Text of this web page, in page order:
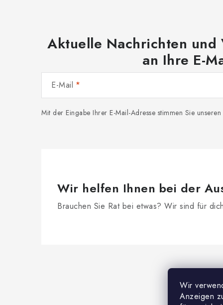
Wir
Anzeigen
Aktuelle Nachrichten und
an Ihre E-
E-Mail
Mit der Eingabe Ihrer E-Mail-Adresse stimmen Sie unseren
Wir helfen Ihnen bei der
Brauchen Sie Rat bei etwas? Wir sind für